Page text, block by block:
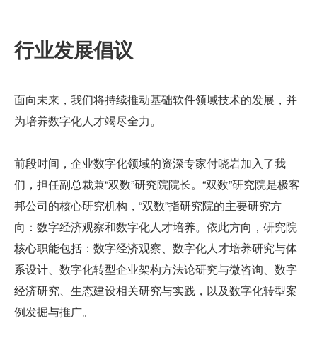
行业发展倡议
面向未来，我们将持续推动基础软件领域技术的发展，并
为培养数字化人才竭尽全力。
前段时间，企业数字化领域的资深专家付晓岩加入了我
们，担任副总裁兼“双数”研究院院长。“双数”研究院是极客
邦公司的核心研究机构，“双数”指研究院的主要研究方
向：数字经济观察和数字化人才培养。依此方向，研究院
核心职能包括：数字经济观察、数字化人才培养研究与体
系设计、数字化转型企业架构方法论研究与微咨询、数字
经济研究、生态建设相关研究与实践，以及数字化转型案
例发掘与推广。